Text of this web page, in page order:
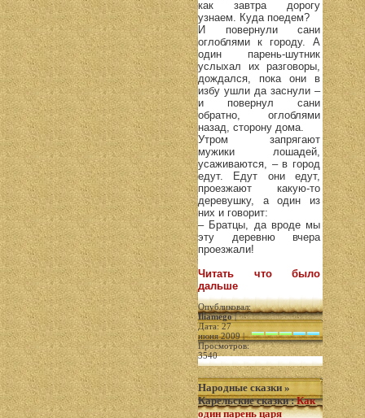
как завтра дорогу
узнаем. Куда поедем?
И повернули сани
оглоблями к городу. А
один парень-шутник
услыхал их разговоры,
дождался, пока они в
избу ушли да заснули –
и повернул сани
обратно, оглоблями
назад, сторону дома.
Утром запрягают
мужики лошадей,
усаживаются, – в город
едут. Едут они едут,
проезжают какую-то
деревушку, а один из
них и говорит:
– Братцы, да вроде мы
эту деревню вчера
проезжали!
Читать что было
дальше
Опубликовал:
Iliamego|
Дата: 27
июня 2009 |
Просмотров:
3540
Народные сказки »
Карельские сказки:Как
один парень царя